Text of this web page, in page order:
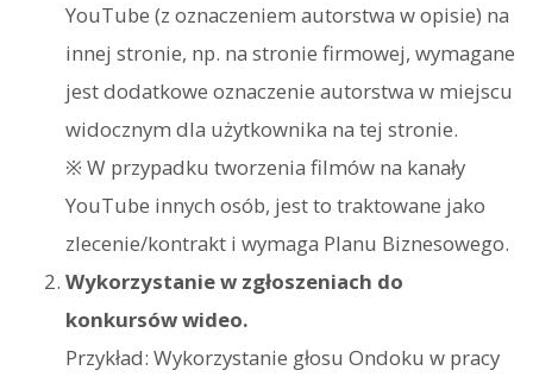
YouTube (z oznaczeniem autorstwa w opisie) na
innej stronie, np. na stronie firmowej, wymagane
jest dodatkowe oznaczenie autorstwa w miejscu
widocznym dla użytkownika na tej stronie.
※ W przypadku tworzenia filmów na kanały
YouTube innych osób, jest to traktowane jako
zlecenie/kontrakt i wymaga Planu Biznesowego.
Wykorzystanie w zgłoszeniach do
konkursów wideo.
Przykład: Wykorzystanie głosu Ondoku w pracy